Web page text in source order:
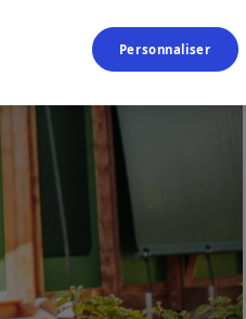
Personnaliser